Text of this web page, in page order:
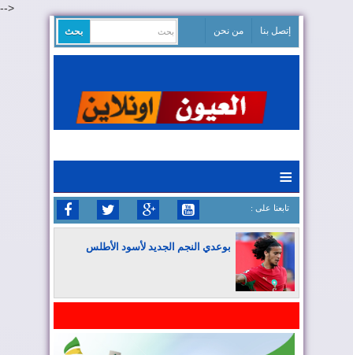
-->
إتصل بنا من نحن
≡
: تابعنا على
بوعدي النجم الجديد لأسود الأطلس